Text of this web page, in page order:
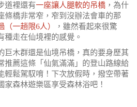
道裡還有一座讓人腿軟的吊橋 ，為什
條橋非常窄，窄到沒辦法會車的那
（一趟限6人）
，雖然看起來很驚
種走在仙境裡的感覺。
巨木群還是仙境吊橋，真的要身歷其
推薦這條「仙氣滿滿」的登山路線給
輕鬆駕馭唷！下次放假時，撥空帶著
家森林遊樂區享受森林浴吧！